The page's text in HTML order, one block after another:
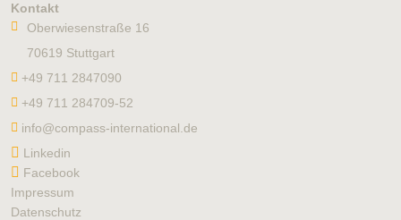
Kontakt
Oberwiesenstraße 16
70619 Stuttgart
+49 711 2847090
+49 711 284709-52
info@compass-international.de
Linkedin
Facebook
Impressum
Datenschutz